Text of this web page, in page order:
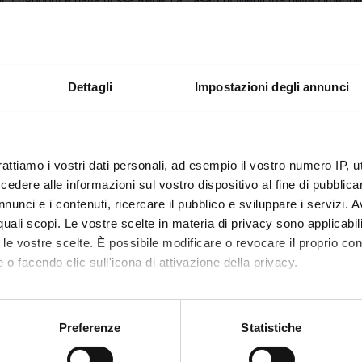
Dettagli Impostazioni degli annunci
i vostri dati personali, ad esempio il vostro numero IP,
alle informazioni sul vostro dispositivo al fine di
e i contenuti, ricercare il pubblico e sviluppare i servizi.
scopi. Le vostre scelte in materia di privacy sono
vostre scelte. È possibile modificare o revocare il proprio
o facendo clic sull'icona di attivazione della privacy.
anche:
sulla tua posizione geografica, con un'approssimazione di
Preferenze Statistiche
legali ed illegali, analizzarà la potenziale pericolosità di
negli USA. In particolare si analizzerà la storia dell'impiego
il trattamento dell'astinenza, le alternative
di base
Rebecca Casari) verterà sulla dipendenza dalle
sul problema della dipendenza/abuso da analgesici oppioidi,
sulla diffusione di farmaci tramite Internet e sarà tenuta dal
in presenza (NON in modalità duale) Date: 9-16-23 maggio,